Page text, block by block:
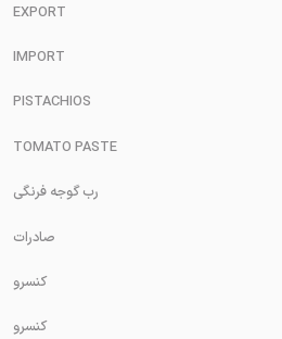
EXPORT
IMPORT
PISTACHIOS
TOMATO PASTE
رب گوجه فرنگی
صادرات
کنسرو
کنسرو